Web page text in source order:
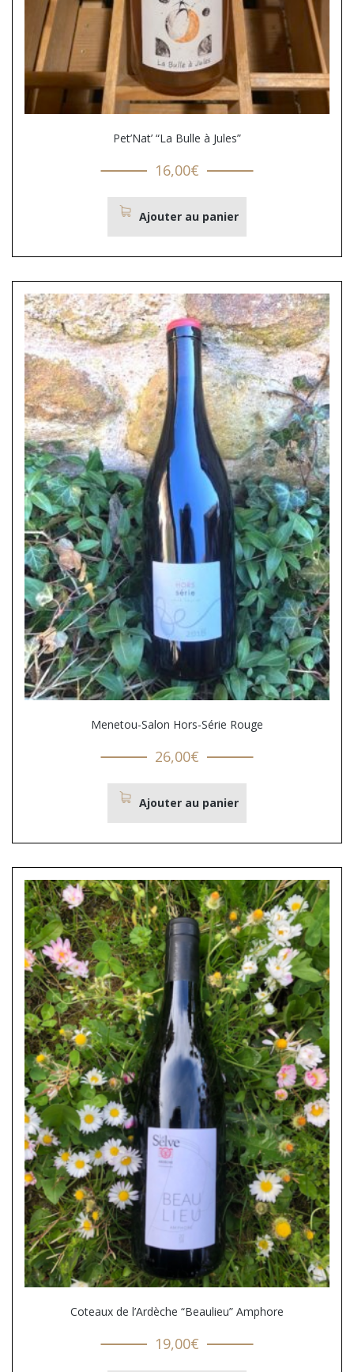
Pet’Nat’ “La Bulle à Jules”
16,00€
Ajouter au panier
Menetou-Salon Hors-Série Rouge
26,00€
Ajouter au panier
Coteaux de l’Ardèche “Beaulieu” Amphore
19,00€